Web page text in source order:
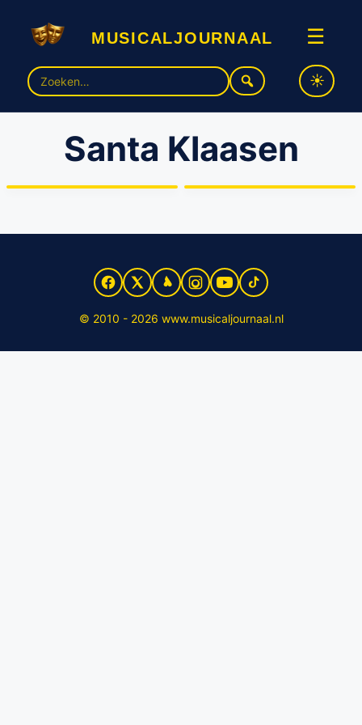
musicaljournaal ☰
Zoek
naar:
Santa Klaasen
Alex Klaasen lanceert
tweede single van
Alex Klaasen brengt
© 2010 - 2026 www.musicaljournaal.nl